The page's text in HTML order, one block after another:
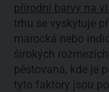
přírodní barvy na
trhu se vyskytuje
marocká nebo
širokých
pěstovaná, kde je
tyto faktory jsou